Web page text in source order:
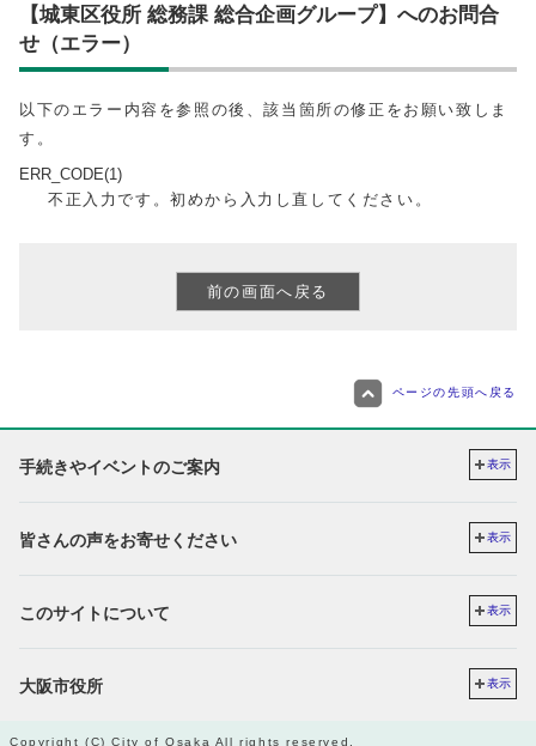
【城東区役所 総務課 総合企画グループ】へのお問合
せ（エラー）
以下のエラー内容を参照の後、該当箇所の修正をお願い致しま
す。
ERR_CODE(1)
不正入力です。初めから入力し直してください。
ページの先頭へ戻る
手続きやイベントのご案内 表示
皆さんの声をお寄せください 表示
このサイトについて 表示
大阪市役所 表示
Copyright (C) City of Osaka All rights reserved.